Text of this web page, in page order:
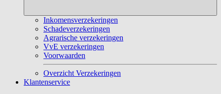
Inkomensverzekeringen
Schadeverzekeringen
Agrarische verzekeringen
VvE verzekeringen
Voorwaarden
Overzicht Verzekeringen
Klantenservice